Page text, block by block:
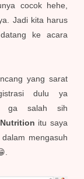
cocok hehe,
Jadi kita harus
ke acara
yang sarat
dulu ya
ga salah sih
itu saya
mengasuh